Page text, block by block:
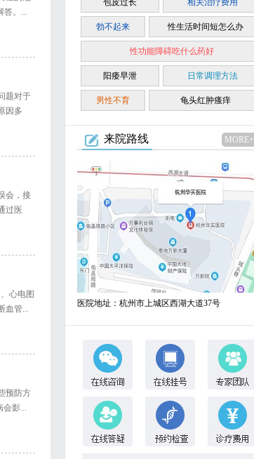
答。...
题对于
因多
会，接
过医
心电图
血管...
预防方
会影...
包皮过长 相关治疗费用
勃不起来 性生活时间短怎么办
性功能障碍吃什么药好
阳痿早泄 日常调理方法
男性不育 龟头红肿瘙痒
来院路线 MORE+
医院地址：杭州市上城区西湖大道37号